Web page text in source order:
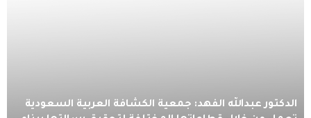
الدكتور عبدالله الفهد: جمعية الكشافة العربية السعودية